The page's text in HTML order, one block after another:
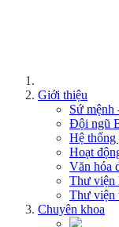
Giới thiệu
Sứ mệnh
Đội ngũ
Hệ
Hoạt
Văn hóa
Thư viện
Thư viện
Chuyên khoa